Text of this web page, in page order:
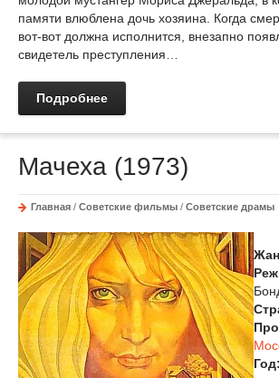
памяти влюблена дочь хозяина. Когда
вот-вот должна исполнится, внезапно
свидетель преступления…
Подробнее
Мачеха (1973)
Главная / Советские фильмы / Советские драмы
Год: